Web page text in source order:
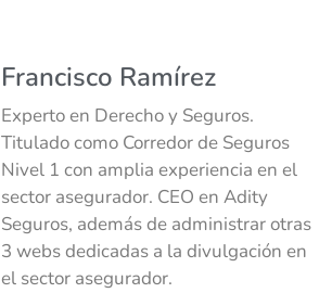
Francisco Ramírez
Experto en Derecho y Seguros.
Titulado como Corredor de Seguros
Nivel 1 con amplia experiencia en el
sector asegurador. CEO en Adity
Seguros, además de administrar otras
3 webs dedicadas a la divulgación en
el sector asegurador.